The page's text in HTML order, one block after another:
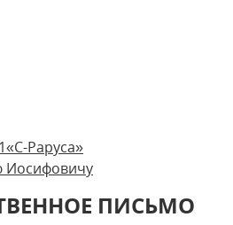
Раруса»
Иосифовичу
ПИСЬМО